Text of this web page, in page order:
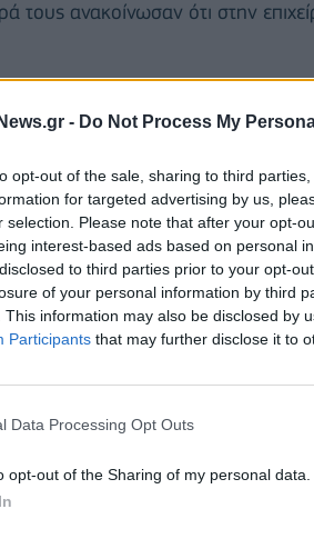
- Do Not Process My
opt-out of the sale, sharing to third
for targeted advertising by us,
selection. Please note that after your opt-
interest-based ads based on personal
to third parties prior to your opt-
of your personal information by third
This information may also be disclosed by
Participants that may further disclose it to
Data Processing Opt Outs
opt-out of the Sharing of my personal data.
τους ανακοίνωσαν ότι στην
σήμερα, δεκάδες
καθεστώτος των Χούθι στις
του στρατού, λοχαγός Νταβίντ
ενέργειας και το λιμάνι